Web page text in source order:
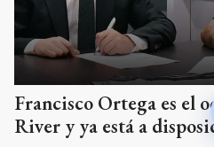
Francisco Ortega es el
River y ya está a